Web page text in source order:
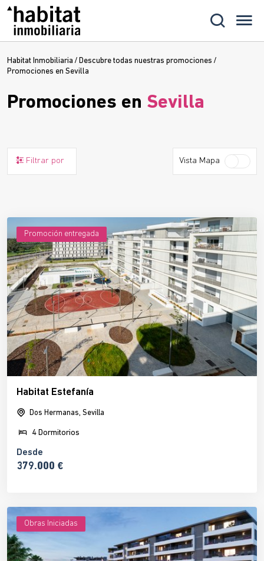
Habitat Inmobiliaria / Descubre todas nuestras promociones /
Promociones en Sevilla
Promociones en Sevilla
Filtrar por Vista Mapa
Promoción entregada
Habitat Estefanía
Dos Hermanas, Sevilla
4 Dormitorios
Desde
379.000 €
Obras Iniciadas